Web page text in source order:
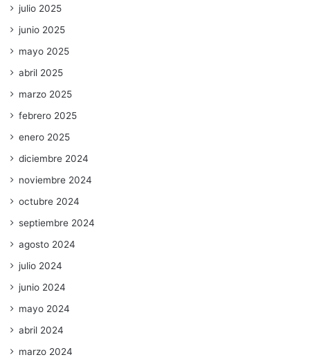
julio 2025
junio 2025
mayo 2025
abril 2025
marzo 2025
febrero 2025
enero 2025
diciembre 2024
noviembre 2024
octubre 2024
septiembre 2024
agosto 2024
julio 2024
junio 2024
mayo 2024
abril 2024
marzo 2024